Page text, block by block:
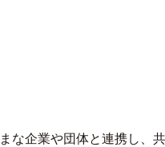
な企業や団体と連携し、